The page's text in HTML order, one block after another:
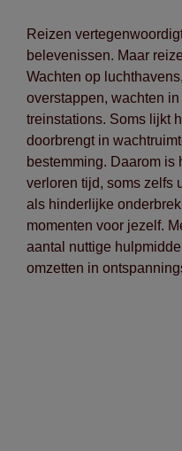
Reizen
belevenissen. Maar
Wachten op
overstappen, wachten
treinstations. Soms lijkt
doorbrengt in
bestemming. Daarom is
verloren tijd, soms zelfs
als hinderlijke
momenten voor jezelf.
aantal nuttige
omzetten in